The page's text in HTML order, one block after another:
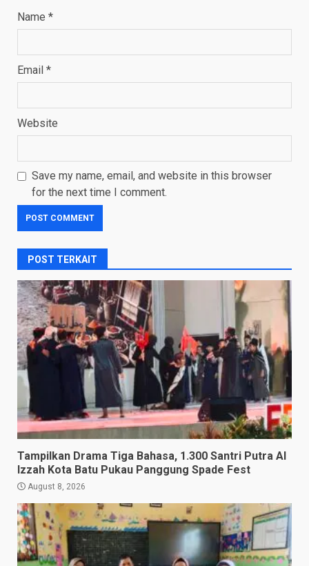
Name *
Email *
Website
Save my name, email, and website in this browser
for the next time I comment.
POST TERKAIT
Tampilkan Drama Tiga Bahasa, 1.300 Santri Putra Al
Izzah Kota Batu Pukau Panggung Spade Fest
August 8, 2026